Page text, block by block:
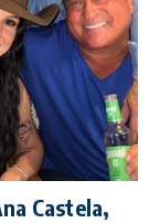
Castela,